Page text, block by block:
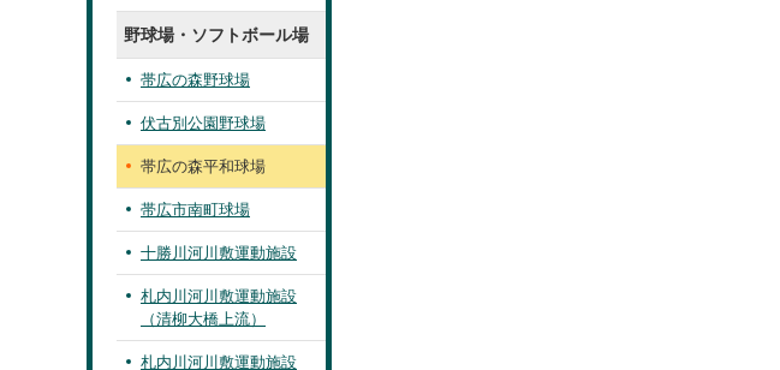
野球場・ソフトボール場
帯広の森野球場
伏古別公園野球場
帯広の森平和球場
帯広市南町球場
十勝川河川敷運動施設
札内川河川敷運動施設
（清柳大橋上流）
札内川河川敷運動施設